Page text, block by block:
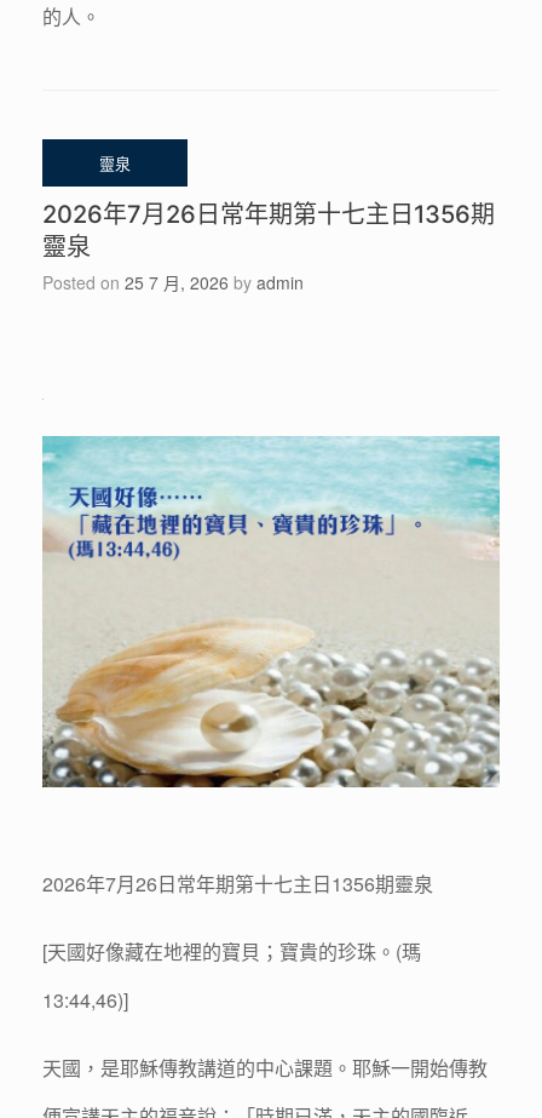
的人。
2026年7月26日常年期第十七主日1356期
靈泉
Posted on 25 7 月, 2026 by admin
2026年7月26日常年期第十七主日1356期靈泉
[天國好像藏在地裡的寶貝；寶貴的珍珠。(瑪
13:44,46)]
天國，是耶穌傳教講道的中心課題。耶穌一開始傳教